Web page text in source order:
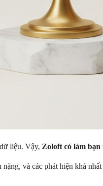
liệu. Vậy, Zoloft có làm bạn
và các phát hiện khá